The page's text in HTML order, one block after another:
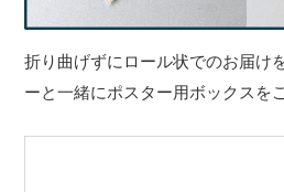
折り曲げずにロール状でのお届け
ーと一緒にポスター用ボックスを